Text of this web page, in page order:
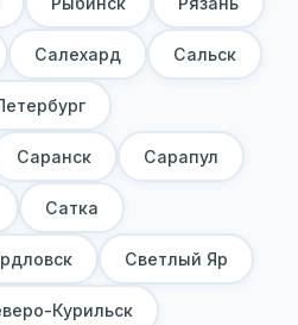
Салехард Сальск
Саранск Сарапул
Сатка
Светлый Яр
Курильск